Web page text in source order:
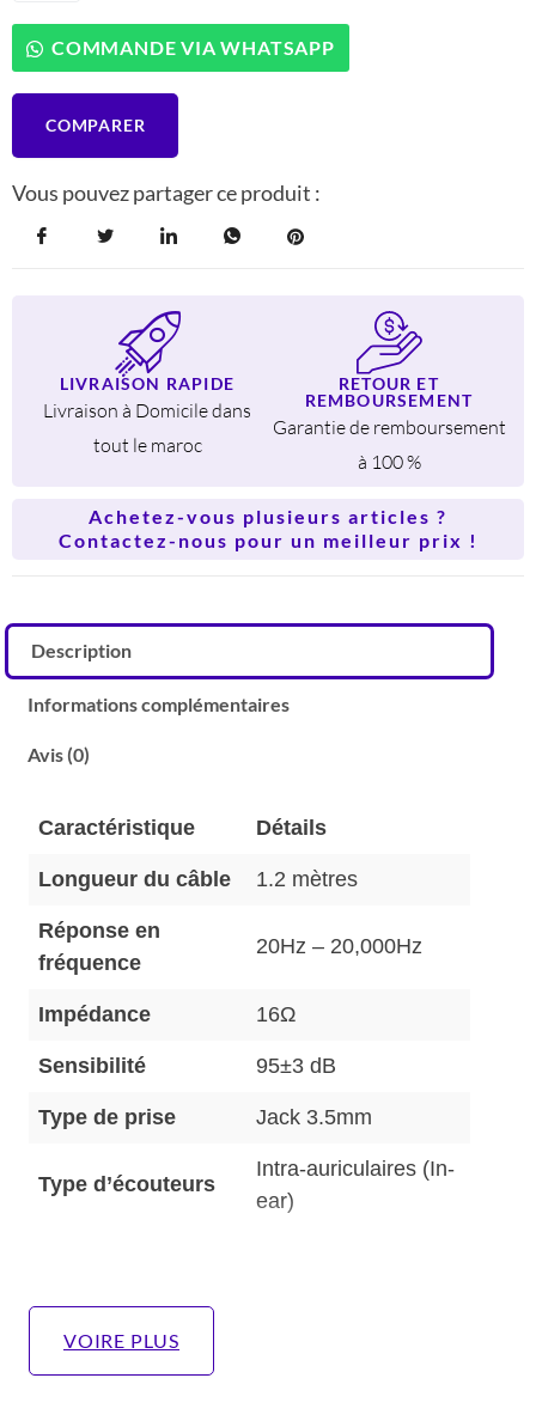
OEP-
E11
avec
Son
Haute
Qualité
Noir
COMMANDE VIA WHATSAPP
COMPARER
Vous pouvez partager ce produit :
LIVRAISON RAPIDE
Livraison à Domicile dans
tout le maroc
RETOUR ET
REMBOURSEMENT
Garantie de remboursement
à 100 %
Achetez-vous plusieurs articles ?
Contactez-nous pour un meilleur prix !
Description
Informations complémentaires
Avis (0)
Caractéristique Détails
Longueur du câble 1.2 mètres
Réponse en
fréquence
20Hz – 20,000Hz
Impédance 16Ω
Sensibilité 95±3 dB
Type de prise Jack 3.5mm
Type d’écouteurs
Intra-auriculaires (In-
ear)
VOIRE PLUS